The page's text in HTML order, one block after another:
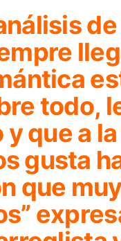
todo,
que a
gusta
que